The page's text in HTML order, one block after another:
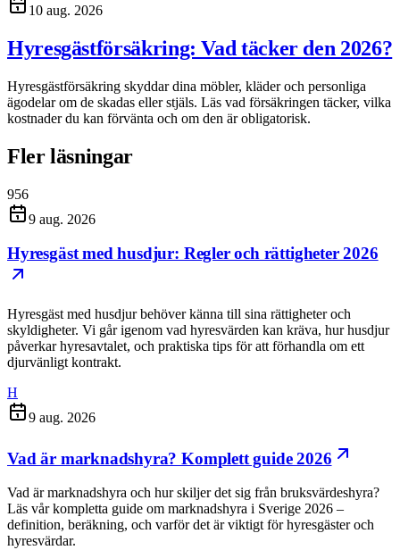
10 aug. 2026
Hyresgästförsäkring: Vad täcker den 2026?
Hyresgästförsäkring skyddar dina möbler, kläder och personliga
ägodelar om de skadas eller stjäls. Läs vad försäkringen täcker, vilka
kostnader du kan förvänta och om den är obligatorisk.
Fler läsningar
956
9 aug. 2026
Hyresgäst med husdjur: Regler och rättigheter 2026
Hyresgäst med husdjur behöver känna till sina rättigheter och
skyldigheter. Vi går igenom vad hyresvärden kan kräva, hur husdjur
påverkar hyresavtalet, och praktiska tips för att förhandla om ett
djurvänligt kontrakt.
H
9 aug. 2026
Vad är marknadshyra? Komplett guide 2026
Vad är marknadshyra och hur skiljer det sig från bruksvärdeshyra?
Läs vår kompletta guide om marknadshyra i Sverige 2026 –
definition, beräkning, och varför det är viktigt för hyresgäster och
hyresvärdar.